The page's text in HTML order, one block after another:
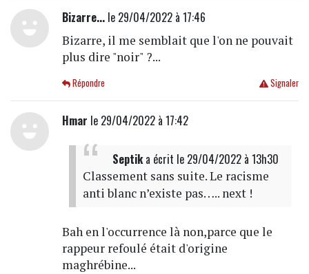
Bizarre...le 29/04/2022 à 17:46
Bizarre, il me semblait que l'on ne pouvait
plus dire "noir" ?...
Signaler
Répondre
Hmar le 29/04/2022 à 17:42
Septika écrit le 29/04/2022 à 13h30
Classement sans suite. Le racisme
anti blanc n’existe pas….. next !
Bah en l'occurrence là non,parce que le
rappeur refoulé était d'origine
maghrébine...